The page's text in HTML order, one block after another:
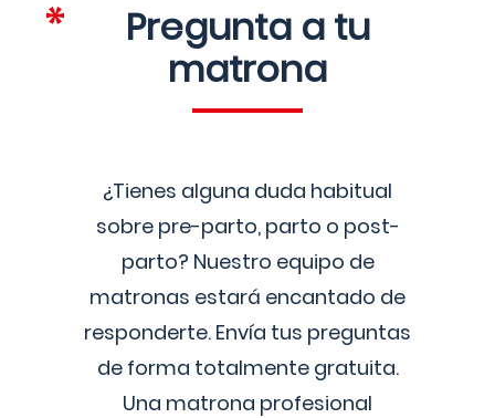
Pregunta a tu
matrona
¿Tienes alguna duda habitual
sobre pre-parto, parto o post-
parto? Nuestro equipo de
matronas estará encantado de
responderte. Envía tus preguntas
de forma totalmente gratuita.
Una matrona profesional